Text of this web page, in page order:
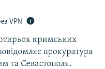
VPN
кримських
прокуратура
та Севастополя.